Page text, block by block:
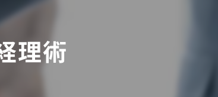
相続
理術